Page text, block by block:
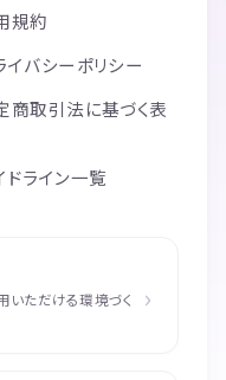
規約
イバシーポリシー
商取引法に基づく表
ドライン一覧
いただける環境づく
›